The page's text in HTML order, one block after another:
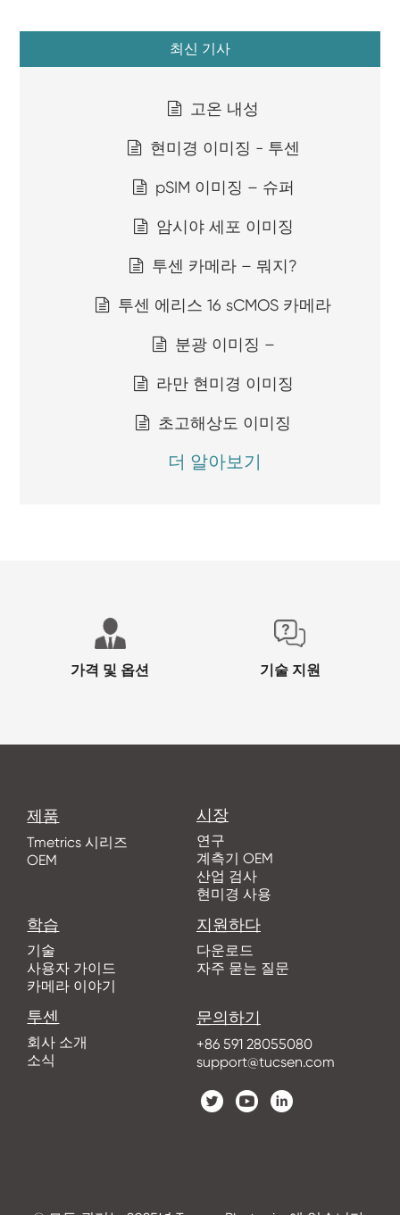
최신 기사
고온 내성
현미경 이미징 - 투센
pSIM 이미징 – 슈퍼
암시야 세포 이미징
투센 카메라 – 뭐지?
투센 에리스 16 sCMOS 카메라
분광 이미징 –
라만 현미경 이미징
초고해상도 이미징
더 알아보기
가격 및 옵션 기술 지원
제품
Tmetrics 시리즈
OEM
시장
연구
계측기 OEM
산업 검사
현미경 사용
학습
기술
사용자 가이드
카메라 이야기
지원하다
다운로드
자주 묻는 질문
투센
회사 소개
소식
문의하기
+86 591 28055080
support@tucsen.com